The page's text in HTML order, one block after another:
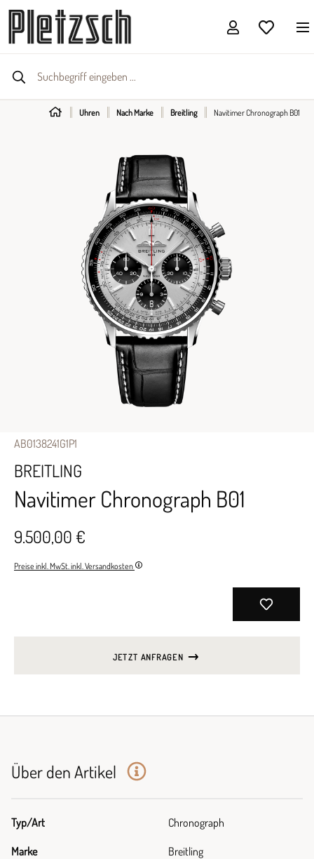
Uhren Nach Marke Breitling Navitimer Chronograph B01
AB0138241G1P1
BREITLING
Navitimer Chronograph B01
9.500,00 €
Preise inkl. MwSt. inkl. Versandkosten
JETZT ANFRAGEN
Über den Artikel
Typ/Art Chronograph
Marke Breitling